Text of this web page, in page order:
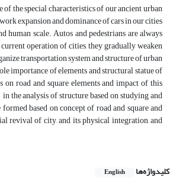
the special characteristics of our ancient urban
expansion and dominance of cars in our cities
scale. Autos and pedestrians are always
operation of cities, they gradually weaken
transportation system and structure of urban
importance of elements and structural statue of
road and square elements and impact of this
the analysis of structure based on studying and
based on concept of road and square and
revival of city, and its physical integration, and
کلیدواژه‌ها English